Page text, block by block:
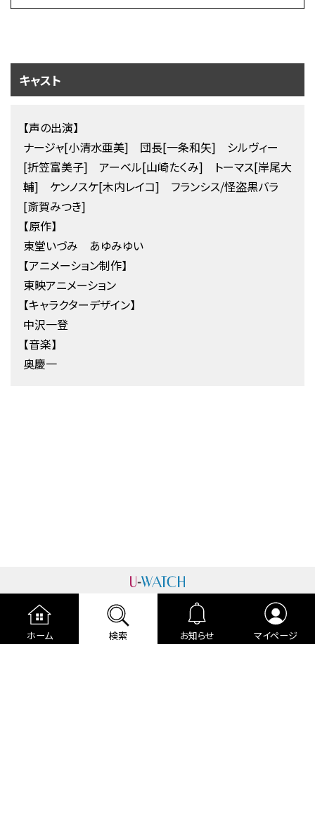
ホーム 検索 お知らせ マイページ
キャスト
【声の出演】
ナージャ[小清水亜美] 団長[一条和矢] シルヴィー
[折笠富美子] アーベル[山崎たくみ] トーマス[岸尾大
輔] ケンノスケ[木内レイコ] フランシス/怪盗黒バラ
[斎賀みつき]
【原作】
東堂いづみ あゆみゆい
【アニメーション制作】
東映アニメーション
【キャラクターデザイン】
中沢一登
【音楽】
奥慶一
運営者情報 プライバシーポリシー
cookieポリシー
利用規約
ご利用ガイド 編集部より
広告掲載について